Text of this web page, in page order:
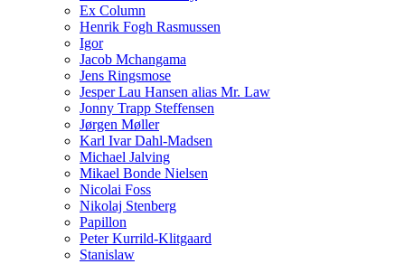
Ex Column
Henrik Fogh Rasmussen
Igor
Jacob Mchangama
Jens Ringsmose
Jesper Lau Hansen alias Mr. Law
Jonny Trapp Steffensen
Jørgen Møller
Karl Ivar Dahl-Madsen
Michael Jalving
Mikael Bonde Nielsen
Nicolai Foss
Nikolaj Stenberg
Papillon
Peter Kurrild-Klitgaard
Stanislaw